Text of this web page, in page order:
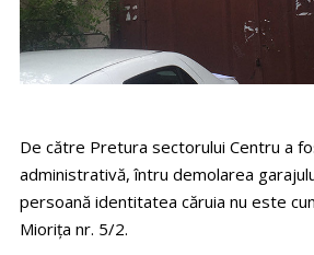
De către Pretura sectorului Centru a
administrativă, întru demolarea
persoană identitatea căruia nu este
Miorița nr. 5/2.